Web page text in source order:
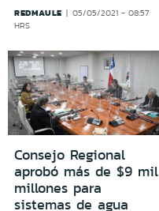
REDMAULE
05/05/2021 - 08:57
HRS
Consejo Regional
aprobó más de $9 mil
millones para
sistemas de agua